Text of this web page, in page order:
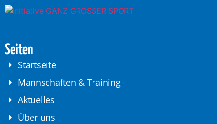
Seiten
Startseite
Mannschaften & Training
Aktuelles
Über uns